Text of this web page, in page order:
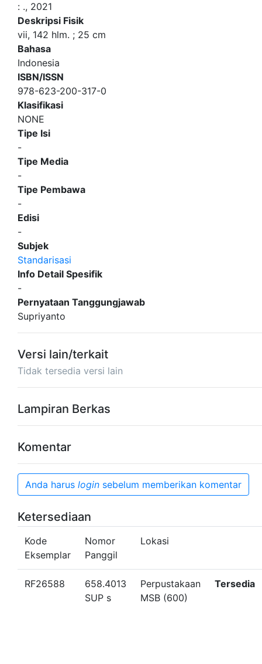
: ., 2021
Deskripsi Fisik
vii, 142 hlm. ; 25 cm
Bahasa
Indonesia
ISBN/ISSN
978-623-200-317-0
Klasifikasi
NONE
Tipe Isi
-
Tipe Media
-
Tipe Pembawa
-
Edisi
-
Subjek
Standarisasi
Info Detail Spesifik
-
Pernyataan Tanggungjawab
Supriyanto
Versi lain/terkait
Tidak tersedia versi lain
Lampiran Berkas
Komentar
Anda harus login sebelum memberikan komentar
Ketersediaan
Kode
Eksemplar
Nomor
Panggil
Lokasi
RF26588
658.4013
SUP s
Perpustakaan
MSB (600)
Tersedia